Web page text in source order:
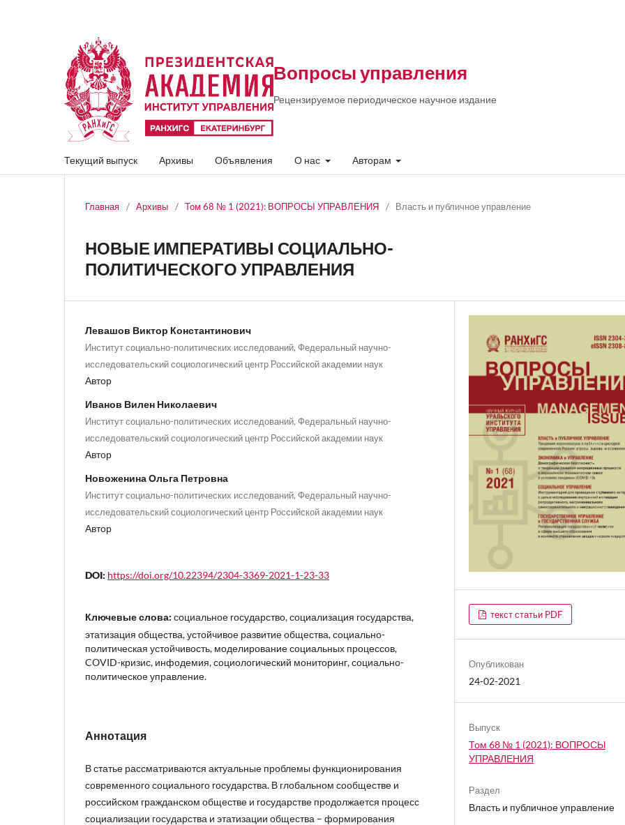
Вопросы управления
Рецензируемое периодическое научное издание
Текущий выпуск Архивы Объявления О нас Авторам
Главная / Архивы / Том 68 № 1 (2021): ВОПРОСЫ УПРАВЛЕНИЯ / Власть и публичное управление
НОВЫЕ ИМПЕРАТИВЫ СОЦИАЛЬНО-
ПОЛИТИЧЕСКОГО УПРАВЛЕНИЯ
Левашов Виктор Константинович
Институт социально-политических исследований, Федеральный научно-
исследовательский социологический центр Российской академии наук
Автор
Иванов Вилен Николаевич
Институт социально-политических исследований, Федеральный научно-
исследовательский социологический центр Российской академии наук
Автор
Новоженина Ольга Петровна
Институт социально-политических исследований, Федеральный научно-
исследовательский социологический центр Российской академии наук
Автор
DOI: https://doi.org/10.22394/2304-3369-2021-1-23-33
Ключевые слова: социальное государство, социализация государства,
этатизация общества, устойчивое развитие общества, социально-
политическая устойчивость, моделирование социальных процессов,
COVID-кризис, инфодемия, социологический мониторинг, социально-
политическое управление.
Аннотация
В статье рассматриваются актуальные проблемы функционирования
современного социального государства. В глобальном сообществе и
российском гражданском обществе и государстве продолжается процесс
социализации государства и этатизации общества – формирования
текст статьи PDF
Опубликован
24-02-2021
Выпуск
Том 68 № 1 (2021): ВОПРОСЫ
УПРАВЛЕНИЯ
Раздел
Власть и публичное управление